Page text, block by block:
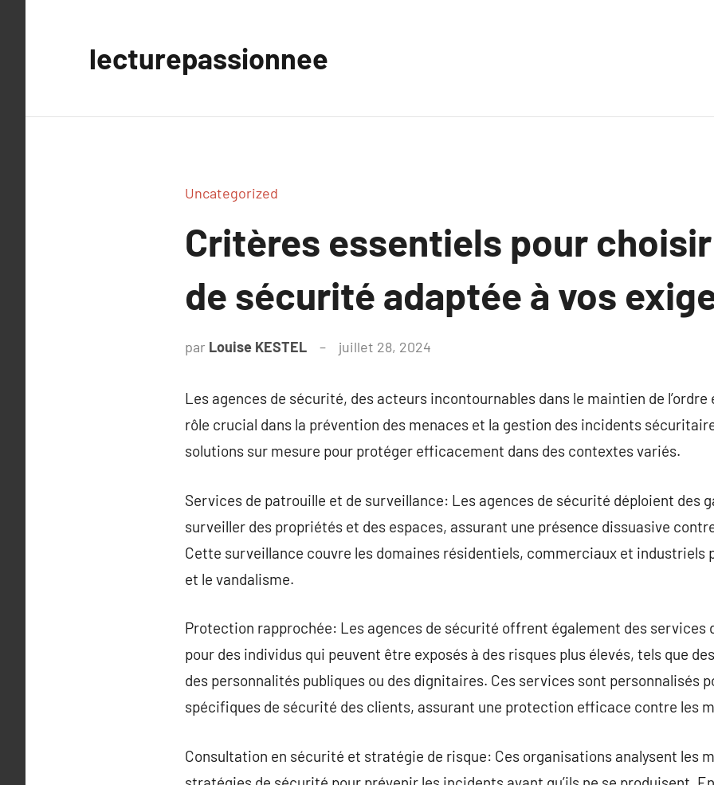
lecturepassionnee
Uncategorized
Critères essentiels pour choisir
de sécurité adaptée à vos
par Louise KESTEL juillet 28, 2024
Les agences de sécurité, des acteurs incontournables dans le maintien de
rôle crucial dans la prévention des menaces et la gestion des incidents
solutions sur mesure pour protéger efficacement dans des contextes variés.
Services de patrouille et de surveillance: Les agences de sécurité déploient des
surveiller des propriétés et des espaces, assurant une présence dissuasive
Cette surveillance couvre les domaines résidentiels, commerciaux et industriels
et le vandalisme.
Protection rapprochée: Les agences de sécurité offrent également des services
pour des individus qui peuvent être exposés à des risques plus élevés, tels que
des personnalités publiques ou des dignitaires. Ces services sont personnalisés
spécifiques de sécurité des clients, assurant une protection efficace contre les
Consultation en sécurité et stratégie de risque: Ces organisations analysent les